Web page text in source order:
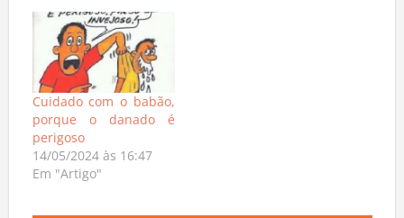
Cuidado com o babão,
porque o danado é
perigoso
14/05/2024 às 16:47
Em "Artigo"